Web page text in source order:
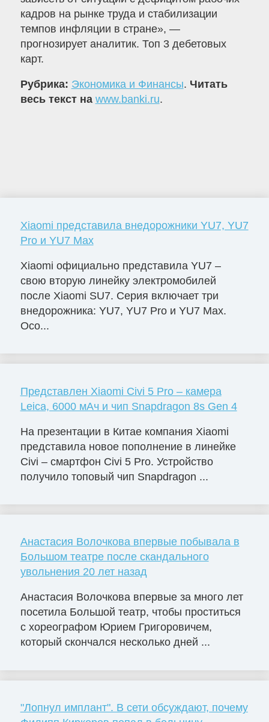
кадров на рынке труда и стабилизации
темпов инфляции в стране», —
прогнозирует аналитик. Топ 3 дебетовых
карт.
Рубрика: Экономика и Финансы. Читать
весь текст на www.banki.ru.
Xiaomi представила внедорожники YU7, YU7
Pro и YU7 Max
Xiaomi официально представила YU7 –
свою вторую линейку электромобилей
после Xiaomi SU7. Серия включает три
внедорожника: YU7, YU7 Pro и YU7 Max.
Осо...
Представлен Xiaomi Civi 5 Pro – камера
Leica, 6000 мАч и чип Snapdragon 8s Gen 4
На презентации в Китае компания Xiaomi
представила новое пополнение в линейке
Civi – смартфон Civi 5 Pro. Устройство
получило топовый чип Snapdragon ...
Анастасия Волочкова впервые побывала в
Большом театре после скандального
увольнения 20 лет назад
Анастасия Волочкова впервые за много лет
посетила Большой театр, чтобы проститься
с хореографом Юрием Григоровичем,
который скончался несколько дней ...
"Лопнул имплант". В сети обсуждают, почему